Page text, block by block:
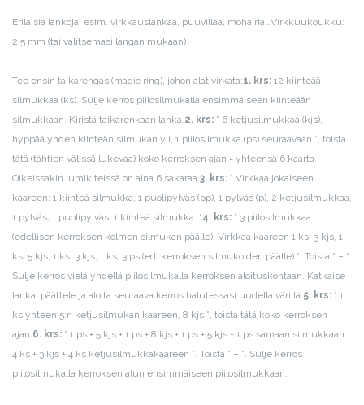
Erilaisia lankoja, esim. virkkauslankaa, puuvillaa, mohairia…Virkkuukoukku:
2,5 mm (tai valitsemasi langan mukaan)
Tee ensin taikarengas (magic ring), johon alat virkata:1. krs: 12 kiinteää
silmukkaa (ks). Sulje kerros piilosilmukalla ensimmäiseen kiinteään
silmukkaan. Kiristä taikarenkaan lanka.2. krs: * 6 ketjusilmukkaa (kjs),
hyppää yhden kiinteän silmukan yli, 1 piilosilmukka (ps) seuraavaan *, toista
tätä (tähtien välissä lukevaa) koko kerroksen ajan = yhteensä 6 kaarta.
Oikeissakin lumikiteissä on aina 6 sakaraa.3. krs: * Virkkaa jokaiseen
kaareen: 1 kiinteä silmukka, 1 puolipylväs (pp), 1 pylväs (p), 2 ketjusilmukkaa,
1 pylväs, 1 puolipylväs, 1 kiinteä silmukka. *4. krs: * 3 piilosilmukkaa
(edellisen kerroksen kolmen silmukan päälle). Virkkaa kaareen 1 ks, 3 kjs, 1
ks, 5 kjs, 1 ks, 3 kjs, 1 ks, 3 ps (ed. kerroksen silmukoiden päälle) *. Toista * – *.
Sulje kerros vielä yhdellä piilosilmukalla kerroksen aloituskohtaan. Katkaise
lanka, päättele ja aloita seuraava kerros halutessasi uudella värillä.5. krs: * 1
ks yhteen 5:n ketjusilmukan kaareen, 8 kjs *, toista tätä koko kerroksen
ajan.6. krs: * 1 ps + 5 kjs + 1 ps + 8 kjs + 1 ps + 5 kjs + 1 ps samaan silmukkaan.
4 ks + 3 kjs + 4 ks ketjusilmukkakaareen *. Toista * – *. Sulje kerros
piilosilmukalla kerroksen alun ensimmäiseen piilosilmukkaan.